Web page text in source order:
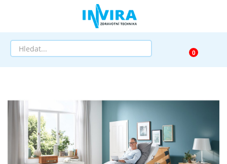
Půjčovna
Pomůcky dle zaměření
Pomůcky dle diagnózy